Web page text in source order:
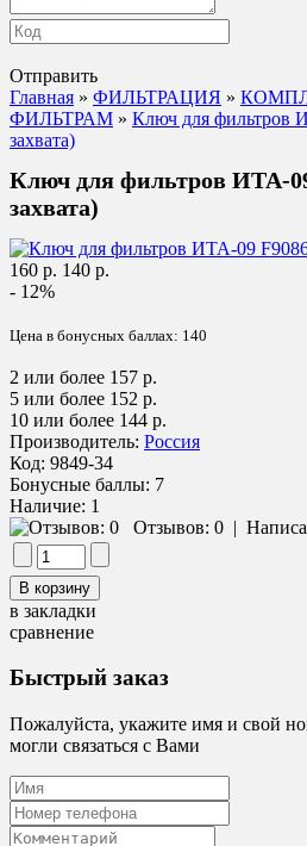
Отправить
Главная » ФИЛЬТРАЦИЯ »
ФИЛЬТРАМ » Ключ для фильтров
захвата)
Ключ для фильтров ИТА-
захвата)
160 р. 140 р.
- 12%
Цена в бонусных баллах: 140
2 или более 157 р.
5 или более 152 р.
10 или более 144 р.
Производитель: Россия
Код: 9849-34
Бонусные баллы: 7
Наличие: 1
Отзывов: 0 |
в закладки
сравнение
Быстрый заказ
Пожалуйста, укажите имя и свой
могли связаться с Вами